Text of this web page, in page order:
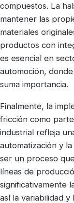
compuestos. La
mantener las
materiales
productos con
es esencial en
automoción,
suma importancia.
Finalmente, la
fricción como
industrial refleja
automatización y
ser un proceso
líneas de
significativamente
así la variabilidad